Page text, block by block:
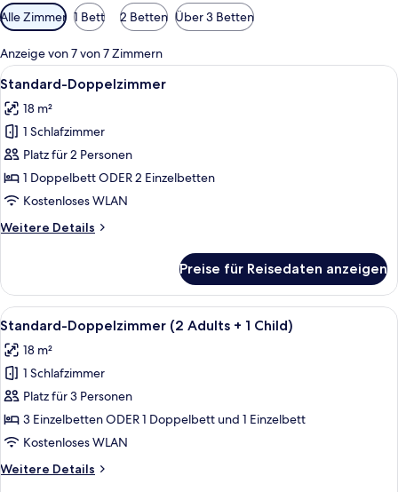
Verfügbare
Filter
für
Zimmer
Alle Zimmer 1 Bett 2 Betten Über 3 Betten
Anzeige von 7 von 7 Zimmern
Alle
Fotos
für
Standard-
Doppelzimmer
anzeigen
Ein Hotelzimmer mit zwei Betten,
7
Standard-Doppelzimmer
18 m²
1 Schlafzimmer
Platz für 2 Personen
1 Doppelbett ODER 2 Einzelbetten
Kostenloses WLAN
Weitere Details
Weitere
Doppelzimmer
Preise für Reisedaten anzeigen
Alle
Fotos
für
Standard-
Doppelzimmer
(2
Adults
1
Ein Hotelzimmer mit zwei Betten,
7
Standard-Doppelzimmer (2 Adults + 1 Child)
18 m²
1 Schlafzimmer
Platz für 3 Personen
3 Einzelbetten ODER 1 Doppelbett und 1 Einzelbett
Kostenloses WLAN
Weitere Details
Weitere